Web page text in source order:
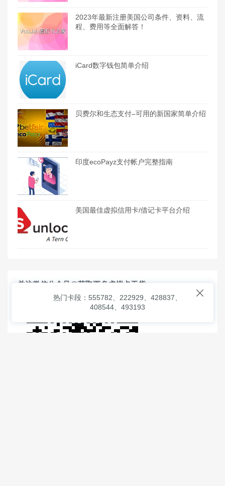
2023年最新注册美国公司条件、资料、流
程、费用等全面解答！
iCard数字钱包简单介绍
贝费尔和生态支付–可用的新国家简单介绍
印度ecoPayz支付帐户完整指南
美国最佳虚拟信用卡/借记卡平台介绍
关注微信公众号@获取更多虚拟卡干货

热门卡段：555782、222929、428837、
408544、493193